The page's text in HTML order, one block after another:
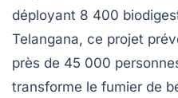
déployant 8 400
Telangana, ce projet
près de 45 000
transforme le fumier de